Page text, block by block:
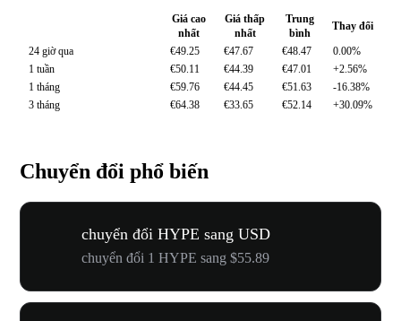
Giá cao
nhất
Giá thấp
nhất
Trung
bình
Thay đổi
24 giờ qua
€49.25 €47.67 €48.47
0.00%
1 tuần
€50.11 €44.39 €47.01
+2.56%
1 tháng
€59.76 €44.45 €51.63
-16.38%
3 tháng
€64.38 €33.65 €52.14 +30.09%
Chuyển đổi phổ biến
chuyển đổi HYPE sang USD
chuyển đổi 1 HYPE sang $55.89